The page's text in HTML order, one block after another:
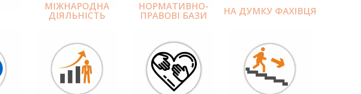
МІЖНАРОДНА
ДІЯЛЬНІCТЬ
НОРМАТИВНО-
ПРАВОВІ БАЗИ НА ДУМКУ ФАХІВЦЯ